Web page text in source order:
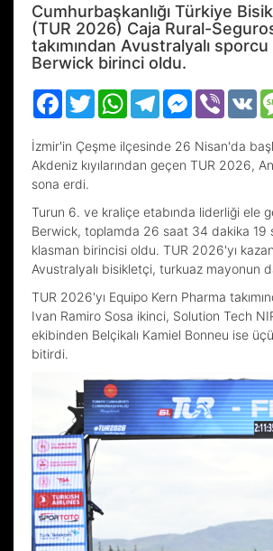
Cumhurbaşkanlığı Türkiye
(TUR 2026) Caja Rural-
takımından Avustralyalı
Berwick birinci oldu.
Facebook
TwitterWhatsAppTelegramMessenger
Viber VK
İzmir'in Çeşme ilçesinde 26 Nisan'da
Akdeniz kıyılarından geçen TUR 2026,
sona erdi.
Turun 6. ve kraliçe etabında liderliği ele
Berwick, toplamda 26 saat 34 dakika 19
klasman birincisi oldu. TUR 2026'yı
Avustralyalı bisikletçi, turkuaz mayonun
TUR 2026'yı Equipo Kern Pharma
Ivan Ramiro Sosa ikinci, Solution Tech
ekibinden Belçikalı Kamiel Bonneu ise
bitirdi.